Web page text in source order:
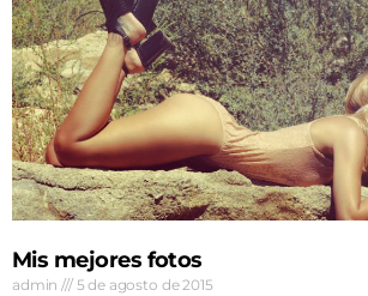
Mis mejores fotos
admin 5 de agosto de 2015